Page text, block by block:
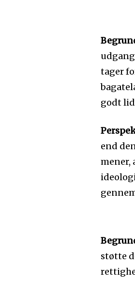
tager
godt
end
mener,
støtte